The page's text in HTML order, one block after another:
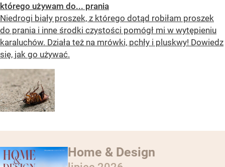
którego używam do... prania
Niedrogi biały proszek, z którego dotąd robiłam proszek
do prania i inne środki czystości pomógł mi w wytępieniu
karaluchów. Działa też na mrówki, pchły i pluskwy! Dowiedz
się, jak go używać.
Home & Design